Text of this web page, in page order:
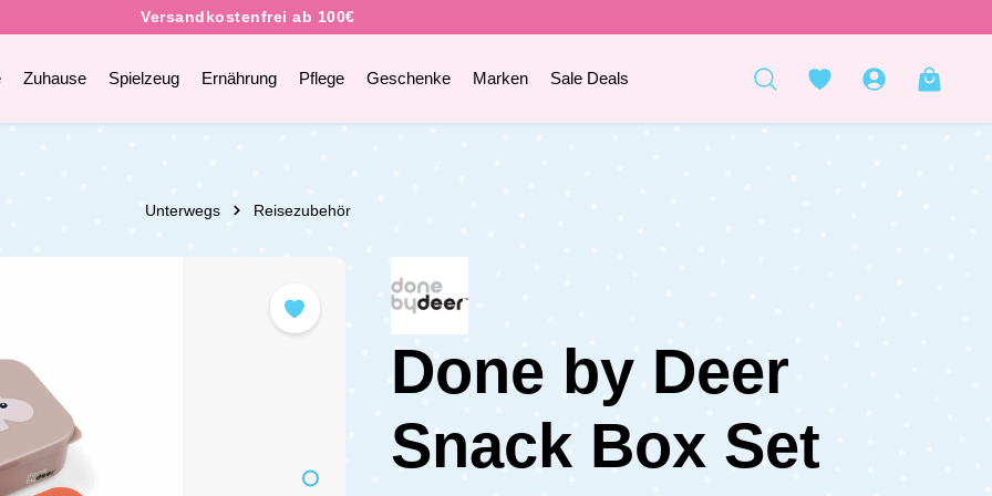
Zuhause Spielzeug Ernährung Pflege Geschenke Marken Sale Deals
Unterwegs Reisezubehör
Done by Deer
Snack Box Set